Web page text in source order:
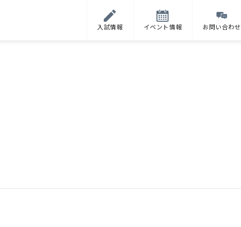
入試情報 イベント情報 お問い合わせ